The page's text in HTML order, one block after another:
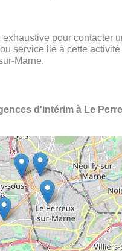
exhaustive pour contacter
service lié à cette activité
Marne.
d'intérim à Le